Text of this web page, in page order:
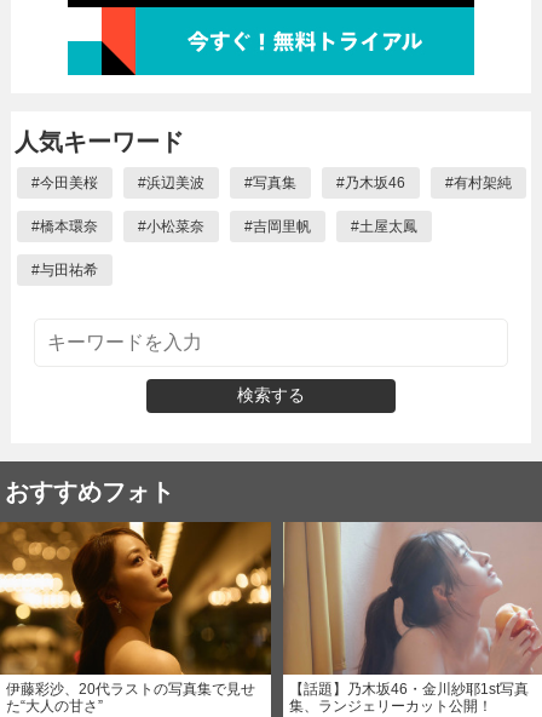
人気キーワード
#今田美桜 #浜辺美波 #写真集 #乃木坂46 #有村架純
#橋本環奈 #小松菜奈 #吉岡里帆 #土屋太鳳
#与田祐希
検索する
おすすめフォト
伊藤彩沙、20代ラストの写真集で見せ
た“大人の甘さ”
【話題】乃木坂46・金川紗耶1st写真
集、ランジェリーカット公開！